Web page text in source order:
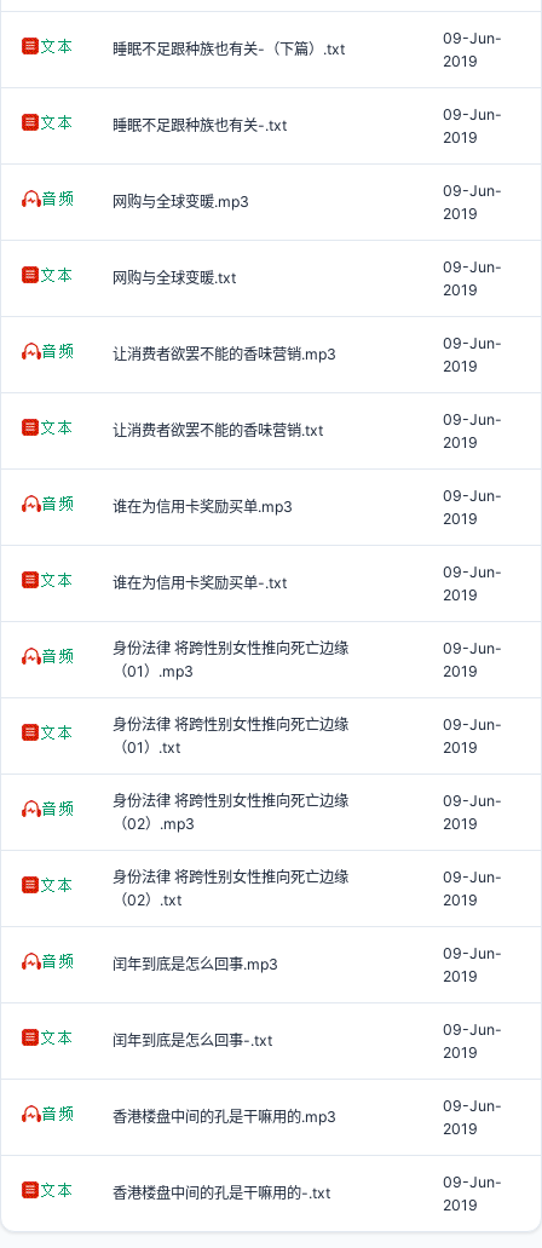
睡眠不足跟种族也有关-（下篇）.txt
09-Jun-
2019
睡眠不足跟种族也有关-.txt
09-Jun-
2019
网购与全球变暖.mp3
09-Jun-
2019
网购与全球变暖.txt
09-Jun-
2019
让消费者欲罢不能的香味营销.mp3
09-Jun-
2019
让消费者欲罢不能的香味营销.txt
09-Jun-
2019
谁在为信用卡奖励买单.mp3
09-Jun-
2019
谁在为信用卡奖励买单-.txt
09-Jun-
2019
身份法律 将跨性别女性推向死亡边缘
（01）.mp3
09-Jun-
2019
身份法律 将跨性别女性推向死亡边缘
（01）.txt
09-Jun-
2019
身份法律 将跨性别女性推向死亡边缘
（02）.mp3
09-Jun-
2019
身份法律 将跨性别女性推向死亡边缘
（02）.txt
09-Jun-
2019
闰年到底是怎么回事.mp3
09-Jun-
2019
闰年到底是怎么回事-.txt
09-Jun-
2019
香港楼盘中间的孔是干嘛用的.mp3
09-Jun-
2019
香港楼盘中间的孔是干嘛用的-.txt
09-Jun-
2019